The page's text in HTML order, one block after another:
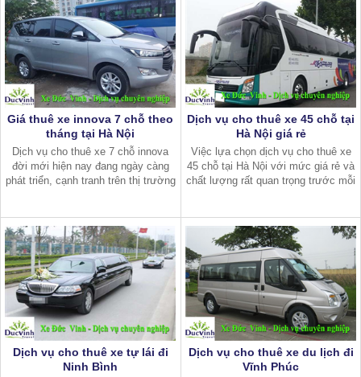
Giá thuê xe innova 7 chỗ theo
tháng tại Hà Nội
Dịch vụ cho thuê xe 7 chỗ innova
đời mới hiện nay đang ngày càng
phát triển, cạnh tranh trên thị trường
hàng chọn thuê đi du lịch gia
Dịch vụ cho thuê xe 45 chỗ tại
Hà Nội giá rẻ
Việc lựa chọn dịch vụ cho thuê xe
45 chỗ tại Hà Nội với mức giá rẻ và
chất lượng rất quan trọng trước mỗi
uy tín và lâu năm. Vậy
Dịch vụ cho thuê xe tự lái đi
Ninh Bình
Dịch vụ cho thuê xe du lịch đi
Vĩnh Phúc